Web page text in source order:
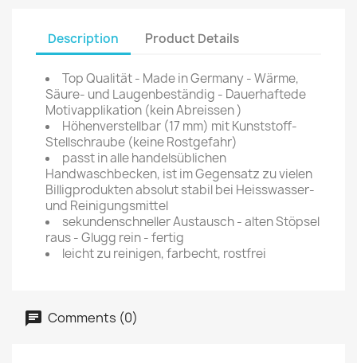
Description Product Details
Top Qualität - Made in Germany - Wärme,
Säure- und Laugenbeständig - Dauerhaftede
Motivapplikation (kein Abreissen )
Höhenverstellbar (17 mm) mit Kunststoff-
Stellschraube (keine Rostgefahr)
passt in alle handelsüblichen
Handwaschbecken, ist im Gegensatz zu vielen
Billigprodukten absolut stabil bei Heisswasser-
und Reinigungsmittel
sekundenschneller Austausch - alten Stöpsel
raus - Glugg rein - fertig
leicht zu reinigen, farbecht, rostfrei
Comments (0)